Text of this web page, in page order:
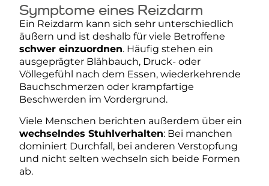
Symptome eines Reizdarm
Ein Reizdarm kann sich sehr unterschiedlich
äußern und ist deshalb für viele Betroffene
schwer einzuordnen. Häufig stehen ein
ausgeprägter Blähbauch, Druck- oder
Völlegefühl nach dem Essen, wiederkehrende
Bauchschmerzen oder krampfartige
Beschwerden im Vordergrund.
Viele Menschen berichten außerdem über ein
wechselndes Stuhlverhalten: Bei manchen
dominiert Durchfall, bei anderen Verstopfung
und nicht selten wechseln sich beide Formen
ab.